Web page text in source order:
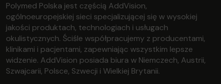
Polymed Polska jest częścią AddVision,
ogólnoeuropejskiej sieci specjalizującej się w wysokiej
jakości produktach, technologiach i usługach
okulistycznych. Ściśle współpracujemy z producentami,
klinikami i pacjentami, zapewniając wszystkim lepsze
widzenie. AddVision posiada biura w Niemczech, Austrii,
Szwajcarii, Polsce, Szwecji i Wielkiej Brytanii.